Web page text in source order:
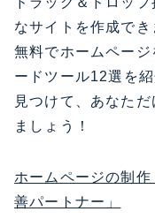
なサイトを作成で
無料でホームペー
ードツール12選を
見つけて、あなた
ましょう！
ホームページの制
善パートナー」